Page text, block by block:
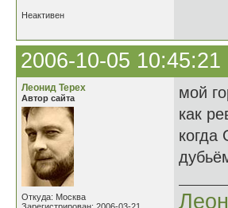
Неактивен
2006-10-05 10:45:21
Леонид Терех
Автор сайта
Откуда: Москва
мой
как